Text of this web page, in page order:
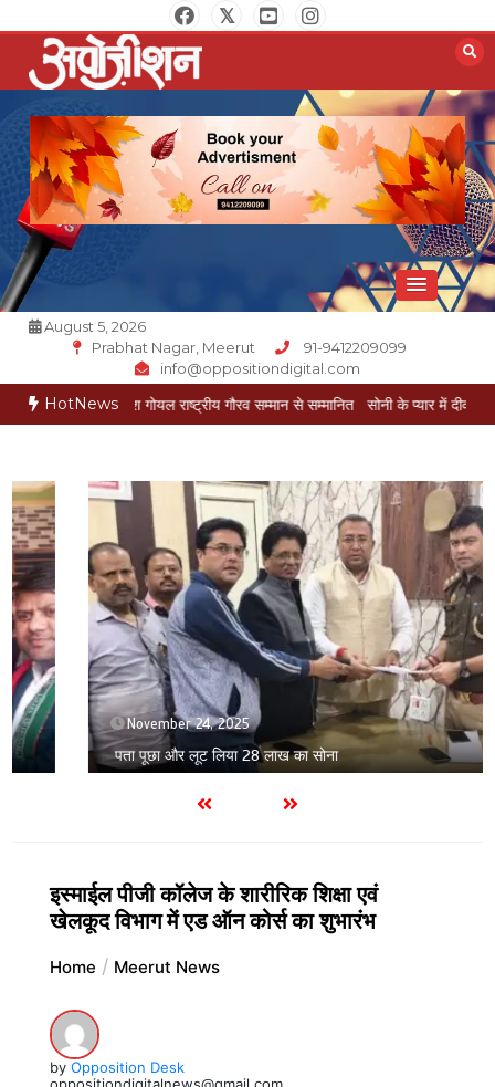
to
content
Opposition Digital
August 5, 2026
Prabhat Nagar, Meerut
91-9412209099
info@oppositiondigital.com
HotNews
मुकेश गोयल राष्ट्रीय गौरव सम्मान से सम्मानित सोनी के प्यार में दीवानी सीता पहुंची मेरठ
November 24, 2025
पता पूछा और लूट लिया 28 लाख का सोना
इस्माईल पीजी कॉलेज के शारीरिक शिक्षा एवं
खेलकूद विभाग में एड ऑन कोर्स का शुभारंभ
Home Meerut News
by Opposition Desk